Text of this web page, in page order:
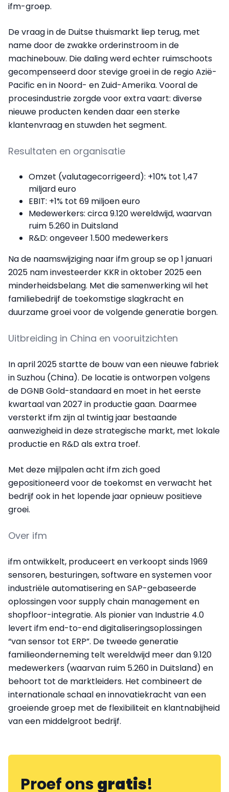
ifm-groep.
De vraag in de Duitse thuismarkt liep terug, met
name door de zwakke orderinstroom in de
machinebouw. Die daling werd echter ruimschoots
gecompenseerd door stevige groei in de regio Azië-
Pacific en in Noord- en Zuid-Amerika. Vooral de
procesindustrie zorgde voor extra vaart: diverse
nieuwe producten kenden daar een sterke
klantenvraag en stuwden het segment.
Resultaten en organisatie
Omzet (valutagecorrigeerd): +10% tot 1,47
miljard euro
EBIT: +1% tot 69 miljoen euro
Medewerkers: circa 9.120 wereldwijd, waarvan
ruim 5.260 in Duitsland
R&D: ongeveer 1.500 medewerkers
Na de naamswijziging naar ifm group se op 1 januari
2025 nam investeerder KKR in oktober 2025 een
minderheidsbelang. Met die samenwerking wil het
familiebedrijf de toekomstige slagkracht en
duurzame groei voor de volgende generatie borgen.
Uitbreiding in China en vooruitzichten
In april 2025 startte de bouw van een nieuwe fabriek
in Suzhou (China). De locatie is ontworpen volgens
de DGNB Gold-standaard en moet in het eerste
kwartaal van 2027 in productie gaan. Daarmee
versterkt ifm zijn al twintig jaar bestaande
aanwezigheid in deze strategische markt, met lokale
productie en R&D als extra troef.
Met deze mijlpalen acht ifm zich goed
gepositioneerd voor de toekomst en verwacht het
bedrijf ook in het lopende jaar opnieuw positieve
groei.
Over ifm
ifm ontwikkelt, produceert en verkoopt sinds 1969
sensoren, besturingen, software en systemen voor
industriële automatisering en SAP-gebaseerde
oplossingen voor supply chain management en
shopfloor-integratie. Als pionier van Industrie 4.0
levert ifm end-to-end digitaliseringsoplossingen
“van sensor tot ERP”. De tweede generatie
familieonderneming telt wereldwijd meer dan 9.120
medewerkers (waarvan ruim 5.260 in Duitsland) en
behoort tot de marktleiders. Het combineert de
internationale schaal en innovatiekracht van een
groeiende groep met de flexibiliteit en klantnabijheid
van een middelgroot bedrijf.
Proef onsgratis!